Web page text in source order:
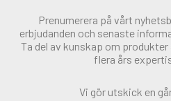
Prenumerera på vårt
erbjudanden och senaste
Ta del av kunskap om
flera års
Vi gör utskick en